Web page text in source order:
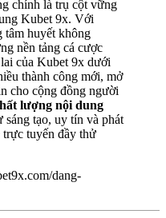
chính là trụ cột vững
Kubet 9x. Với
tâm huyết không
nền tảng cá cược
của Kubet 9x dưới
thành công mới, mở
cho cộng đồng người
lượng nội dung
sáng tạo, uy tín và phát
tuyến đầy thử